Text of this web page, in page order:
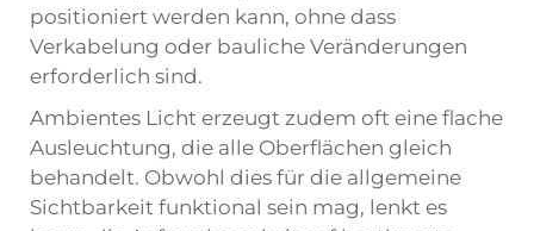
positioniert werden kann, ohne dass
Verkabelung oder bauliche Veränderungen
erforderlich sind.
Ambientes Licht erzeugt zudem oft eine flache
Ausleuchtung, die alle Oberflächen gleich
behandelt. Obwohl dies für die allgemeine
Sichtbarkeit funktional sein mag, lenkt es